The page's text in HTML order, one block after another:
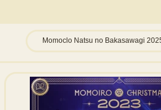
Momoclo Natsu no Bakasawagi